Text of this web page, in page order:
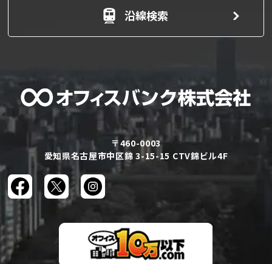
沿線検索
〒460-0003
愛知県名古屋市中区錦 3-15-15 CTV錦ビル4F